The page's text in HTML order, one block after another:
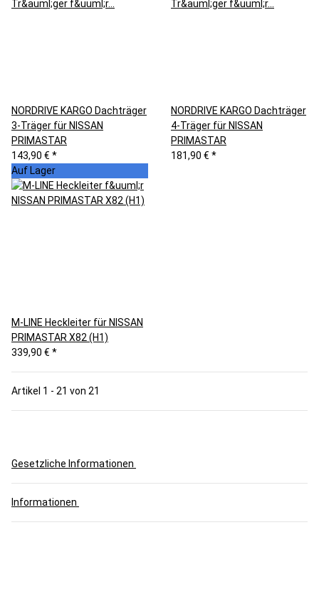
NORDRIVE KARGO Dachträger
3-Träger für NISSAN
PRIMASTAR
143,90 € *
NORDRIVE KARGO Dachträger
4-Träger für NISSAN
PRIMASTAR
181,90 € *
Auf Lager
M-LINE Heckleiter für NISSAN
PRIMASTAR X82 (H1)
339,90 € *
Artikel 1 - 21 von 21
Gesetzliche Informationen
Informationen